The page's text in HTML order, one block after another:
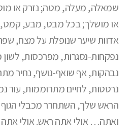
שמאלה, מעלה, מטה; נזרק או
או מושלך; בכל מבט, מבע, קמט,
אדוות שיער שנופלת על מצח,
נפקחות-נסגרות, מפרכסות, לשון
נבהקות, אף שואף-נושף, נחיר
נרטטות, לחיים מתרוממות, עור
הראש שלך, השתחרר מכבלי הגוף
ואתה… אולי אתה ראש. אולי אתה